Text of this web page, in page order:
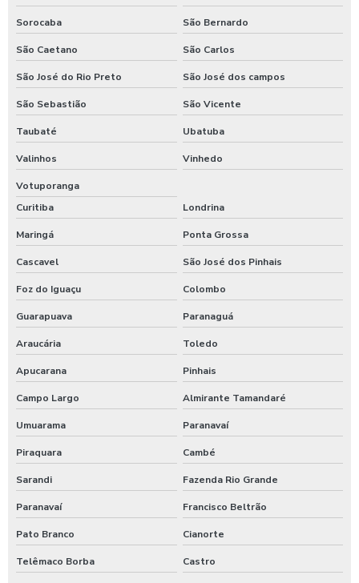
Sorocaba São Bernardo
São Caetano São Carlos
São José do Rio Preto São José dos campos
São Sebastião São Vicente
Taubaté Ubatuba
Valinhos Vinhedo
Votuporanga
Curitiba
Londrina
Maringá Ponta Grossa
Cascavel São José dos Pinhais
Foz do Iguaçu Colombo
Guarapuava Paranaguá
Araucária Toledo
Apucarana Pinhais
Campo Largo Almirante Tamandaré
Umuarama Paranavaí
Piraquara Cambé
Sarandi Fazenda Rio Grande
Paranavaí Francisco Beltrão
Pato Branco Cianorte
Telêmaco Borba Castro